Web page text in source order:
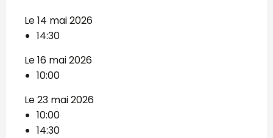
Le 14 mai 2026
14:30
Le 16 mai 2026
10:00
Le 23 mai 2026
10:00
14:30